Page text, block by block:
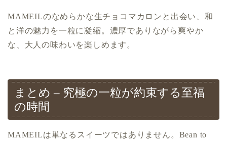
MAMEILのなめらかな生チョコマカロンと出会い、和
と洋の魅力を一粒に凝縮。濃厚でありながら爽やか
な、大人の味わいを楽しめます。
まとめ – 究極の一粒が約束する至福
の時間
MAMEILは単なるスイーツではありません。Bean to